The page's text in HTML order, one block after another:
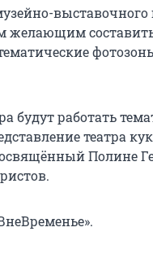
выставочного
желающим
будут работать
театра
Полине